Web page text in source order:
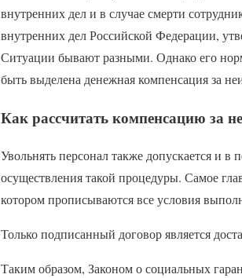
внутренних дел и в случае смерти
внутренних дел Российской Федерации,
Ситуации бывают разными. Однако его
быть выделена денежная компенсация за
Как рассчитать компенсацию за
Увольнять персонал также допускается и
осуществления такой процедуры. Самое
котором прописываются все условия
Только подписанный договор является
Таким образом, Законом о социальных